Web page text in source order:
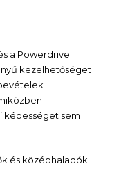
a Powerdrive
kezelhetőséget
képességet sem
és középhaladók